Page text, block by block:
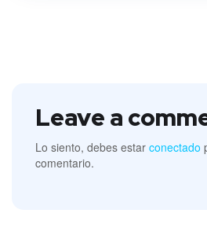
Leave a
Lo siento, debes estar conectado
comentario.